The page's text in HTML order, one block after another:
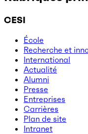
CESI
École
Recherche et
International
Actualité
Alumni
Presse
Entreprises
Carrières
Plan de site
Intranet